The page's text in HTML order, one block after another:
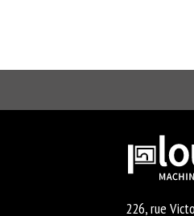
226, rue